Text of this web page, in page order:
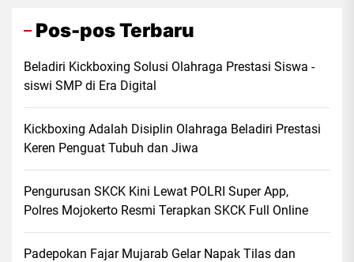
Pos-pos Terbaru
Beladiri Kickboxing Solusi Olahraga Prestasi Siswa -
siswi SMP di Era Digital
Kickboxing Adalah Disiplin Olahraga Beladiri Prestasi
Keren Penguat Tubuh dan Jiwa
Pengurusan SKCK Kini Lewat POLRI Super App,
Polres Mojokerto Resmi Terapkan SKCK Full Online
Padepokan Fajar Mujarab Gelar Napak Tilas dan